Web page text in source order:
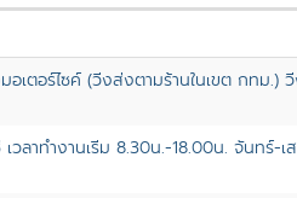
เตอร์ไซค์ (วิ่งส่งตามร้านในเขต กทม.) วิ่
วลาทำงานเริ่ม 8.30น.-18.00น. จันทร์-เ